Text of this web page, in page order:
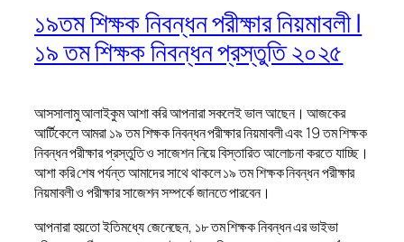
১৯তম শিক্ষক নিবন্ধন পরীক্ষার নিয়মাবলী |
১৯ তম শিক্ষক নিবন্ধন প্রস্তুতি ২০২৫
আসসালামু আলাইকুম আশা করি আপনারা সকলেই ভাল আছেন। আজকের
আর্টিকেলে আমরা ১৯ তম শিক্ষক নিবন্ধন পরীক্ষার নিয়মাবলী এবং 19 তম শিক্ষক
নিবন্ধন পরীক্ষার প্রস্তুতি ও সাজেশন নিয়ে বিস্তারিত আলোচনা করতে যাচ্ছি।
আশা করি শেষ পর্যন্ত আমাদের সাথে থাকলে ১৯ তম শিক্ষক নিবন্ধন পরীক্ষার
নিয়মাবলী ও পরীক্ষার সাজেশন সম্পর্কে জানতে পারবেন।
আপনারা হয়তো ইতিমধ্যে জেনেছেন, ১৮ তম শিক্ষক নিবন্ধন এর ভাইভা